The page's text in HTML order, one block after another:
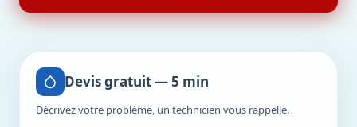
Devis gratuit — 5 min
Décrivez votre problème, un technicien vous rappelle.